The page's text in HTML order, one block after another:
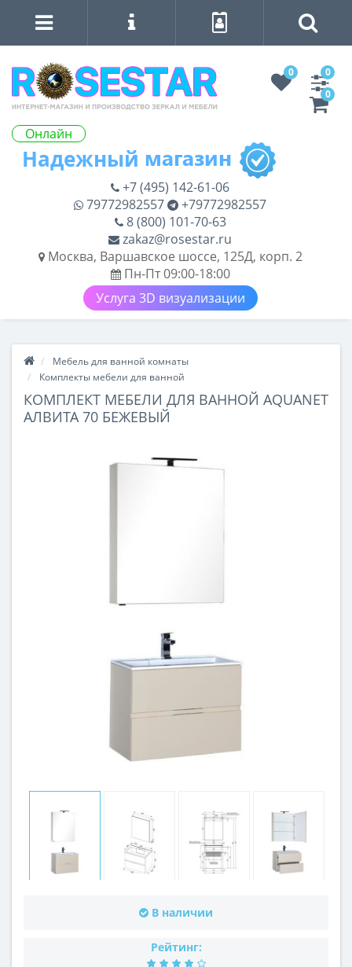
Онлайн
0
0
0
+7 (495) 142-61-06
79772982557
+79772982557
8 (800) 101-70-63
zakaz@rosestar.ru
Москва, Варшавское шоссе, 125Д, корп. 2
Пн-Пт 09:00-18:00
Услуга 3D визуализации
Мебель для ванной комнаты
Комплекты мебели для ванной
КОМПЛЕКТ МЕБЕЛИ ДЛЯ ВАННОЙ AQUANET
АЛВИТА 70 БЕЖЕВЫЙ
В наличии
Рейтинг: